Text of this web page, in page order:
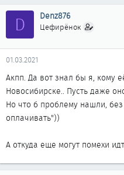
D Denz876
Цефирёнок
01.03.2021
Акпп. Да вот знал бы я, кому
Новосибирске.. Пусть даже
Но что б проблему нашли,
оплачивать"))
А откуда еще могут помехи